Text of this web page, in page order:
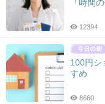
「時間
12394
100円シ
すめ
8660